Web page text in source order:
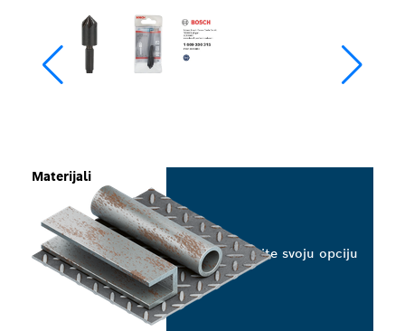
Materijali
Odaberite svoju opciju